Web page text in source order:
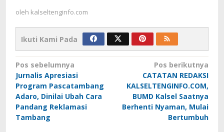
oleh kalseltenginfo.com
Ikuti Kami Pada
Navigasi
pos
Pos sebelumnya
Jurnalis Apresiasi
Program Pascatambang
Adaro, Dinilai Ubah Cara
Pandang Reklamasi
Tambang
Pos berikutnya
CATATAN REDAKSI
KALSELTENGINFO.COM,
BUMD Kalsel Saatnya
Berhenti Nyaman, Mulai
Bertumbuh